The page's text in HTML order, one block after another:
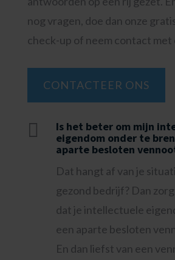
nog vragen, doe dan onze
check-up of neem contact met
CONTACTEER ONS

Is het beter om mijn
eigendom onder te
aparte besloten
Dat hangt af van je
gezond bedrijf? Dan
dat je intellectuele
een aparte besloten
En dan liefst van een